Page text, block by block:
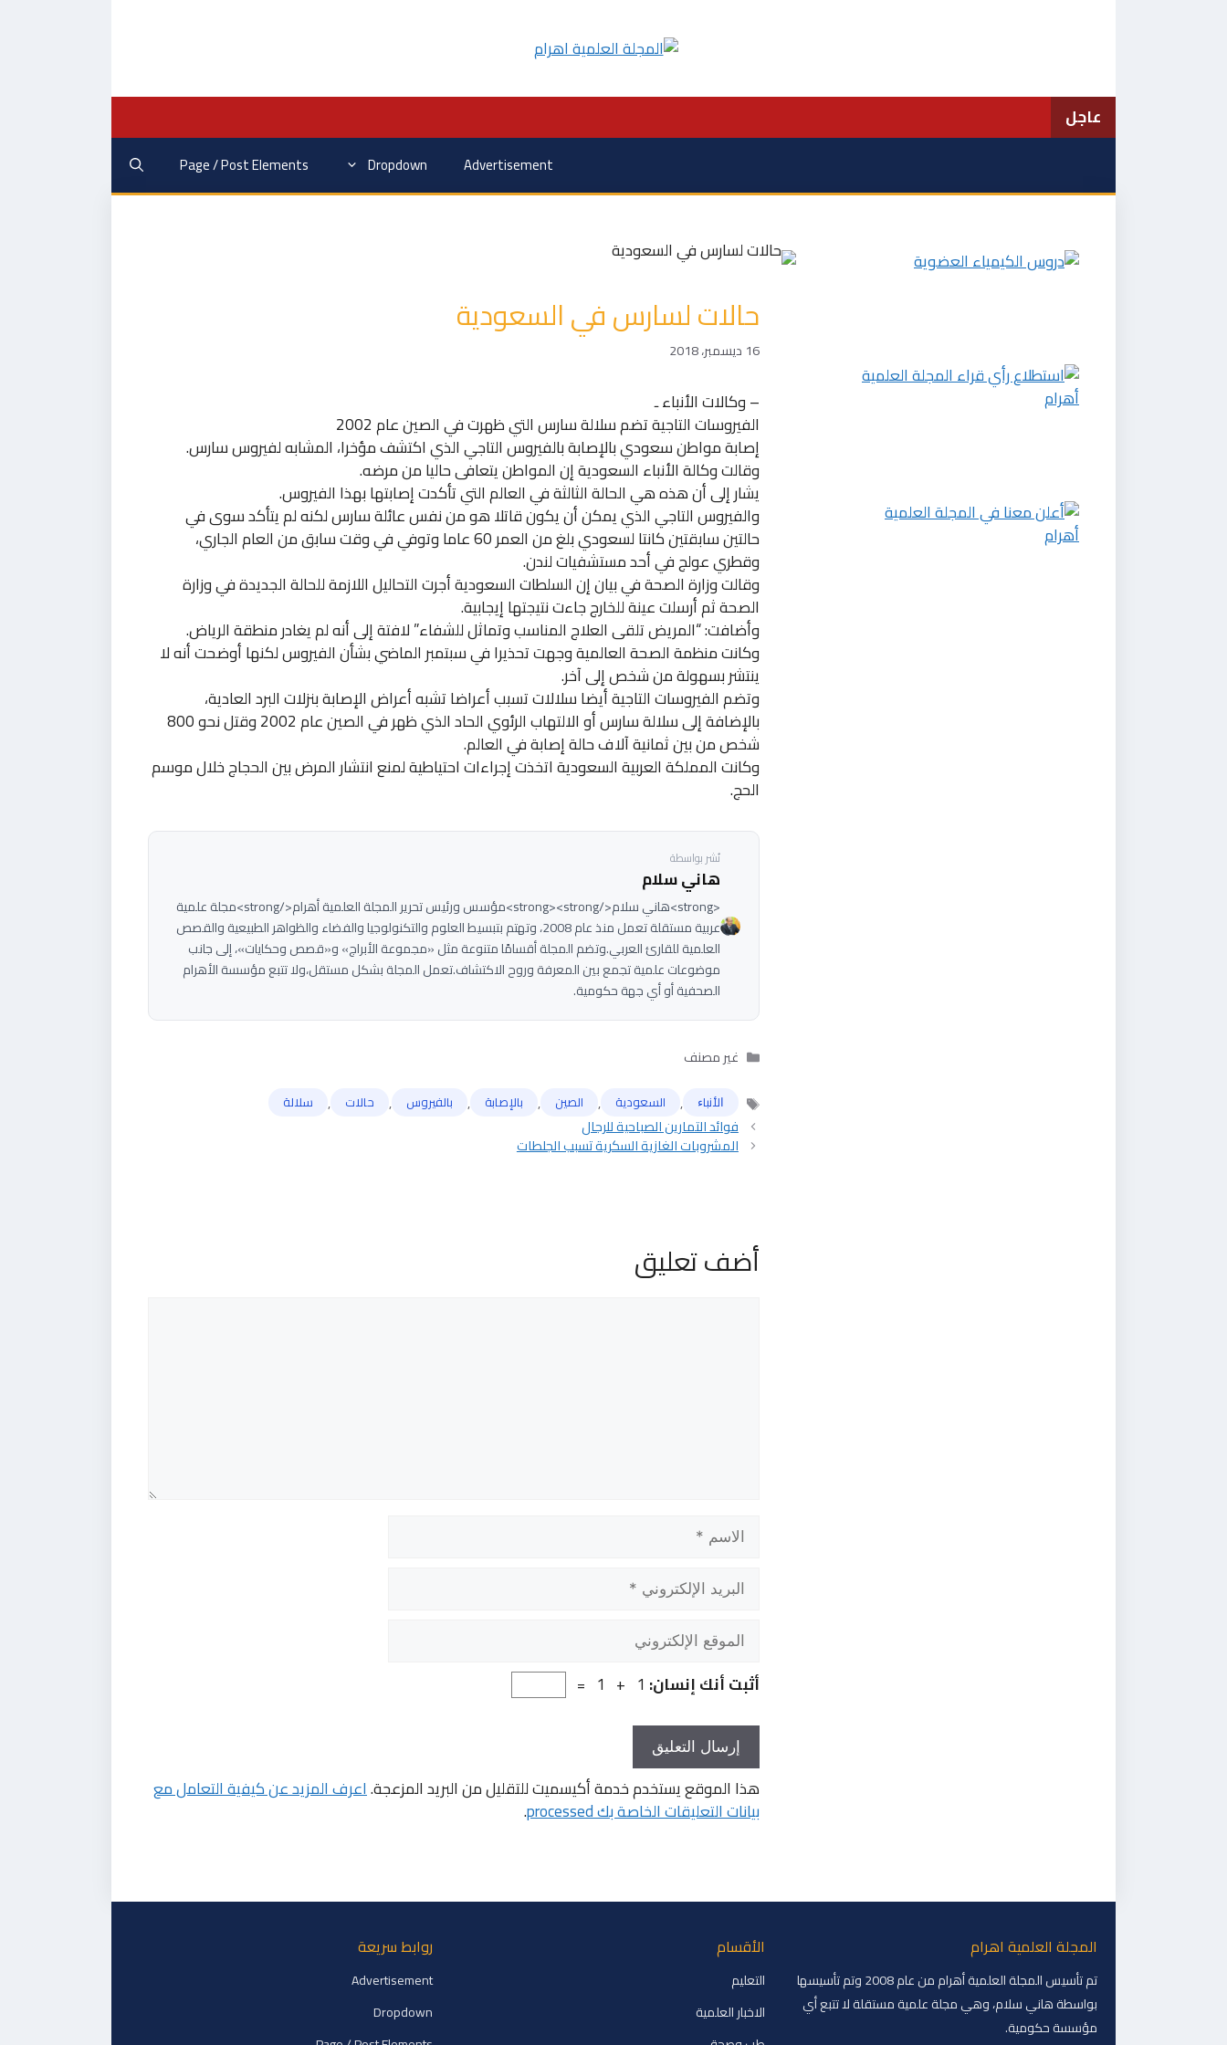
عاجل
Advertisement
Dropdown
Page / Post Elements
حالات لسارس في السعودية
16 ديسمبر، 2018
– وكالات الأنباء ـ
الفيروسات التاجية تضم سلالة سارس التي ظهرت في الصين عام 2002
إصابة مواطن سعودي بالإصابة بالفيروس التاجي الذي اكتشف مؤخرا، المشابه لفيروس سارس.
وقالت وكالة الأنباء السعودية إن المواطن يتعافى حاليا من مرضه.
يشار إلى أن هذه هي الحالة الثالثة في العالم التي تأكدت إصابتها بهذا الفيروس.
والفيروس التاجي الذي يمكن أن يكون قاتلا هو من نفس عائلة سارس لكنه لم يتأكد سوى في
حالتين سابقتين كانتا لسعودي بلغ من العمر 60 عاما وتوفي في وقت سابق من العام الجاري،
وقطري عولج في أحد مستشفيات لندن.
وقالت وزارة الصحة في بيان إن السلطات السعودية أجرت التحاليل اللازمة للحالة الجديدة في وزارة
الصحة ثم أرسلت عينة للخارج جاءت نتيجتها إيجابية.
وأضافت: “المريض تلقى العلاج المناسب وتماثل للشفاء” لافتة إلى أنه لم يغادر منطقة الرياض.
وكانت منظمة الصحة العالمية وجهت تحذيرا في سبتمبر الماضي بشأن الفيروس لكنها أوضحت أنه لا
ينتشر بسهولة من شخص إلى آخر.
وتضم الفيروسات التاجية أيضا سلالات تسبب أعراضا تشبه أعراض الإصابة بنزلات البرد العادية،
بالإضافة إلى سلالة سارس أو الالتهاب الرئوي الحاد الذي ظهر في الصين عام 2002 وقتل نحو 800
شخص من بين ثمانية آلاف حالة إصابة في العالم.
وكانت المملكة العربية السعودية اتخذت إجراءات احتياطية لمنع انتشار المرض بين الحجاج خلال موسم
الحج.
نُشر بواسطة
هاني سلام
<strong>هاني سلام</strong><strong>مؤسس ورئيس تحرير المجلة العلمية أهرام</strong>مجلة علمية
عربية مستقلة تعمل منذ عام 2008، وتهتم بتبسيط العلوم والتكنولوجيا والفضاء والظواهر الطبيعية والقصص
العلمية للقارئ العربي.وتضم المجلة أقسامًا متنوعة مثل «مجموعة الأبراج» و«قصص وحكايات»، إلى جانب
موضوعات علمية تجمع بين المعرفة وروح الاكتشاف.تعمل المجلة بشكل مستقل،ولا تتبع مؤسسة الأهرام
الصحفية أو أي جهة حكومية.
التصنيفات
غير مصنف
الوسومﺍﻷﻧﺒﺎﺀ , السعودية , الصين , بالإصابة , بالفيروس , حالات , سلالة
فوائد التمارين الصباحية للرجال
المشروبات الغازية السكرية تسبب الجلطات
أضف تعليق
الاسم
البريد
الإلكتروني
الموقع
الإلكتروني
أثبت أنك إنسان: 1 + 1 =
هذا الموقع يستخدم خدمة أكيسميت للتقليل من البريد المزعجة.اعرف المزيد عن كيفية التعامل مع
بيانات التعليقات الخاصة بك processed .
المجلة العلمية اهرام
تم تأسيس المجلة العلمية أهرام من عام 2008 وتم تأسيسها
بواسطة هاني سلام، وهي مجلة علمية مستقلة لا تتبع أي
مؤسسة حكومية.
الأقسام
التعليم
الاخبار العلمية
روابط سريعة
Advertisement
Dropdown